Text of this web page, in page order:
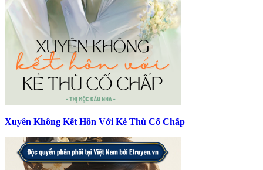
Xuyên Không Kết Hôn Với Kẻ Thù Cố Chấp